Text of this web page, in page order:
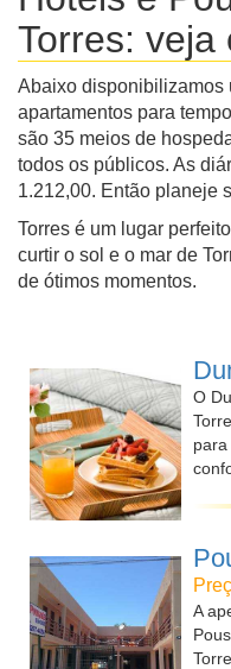
Torres: veja
Abaixo disponibilizamos
apartamentos para
são 35 meios de
todos os públicos. As
1.212,00. Então planeje
Torres é um lugar
curtir o sol e o mar de
de ótimos momentos.
O
A